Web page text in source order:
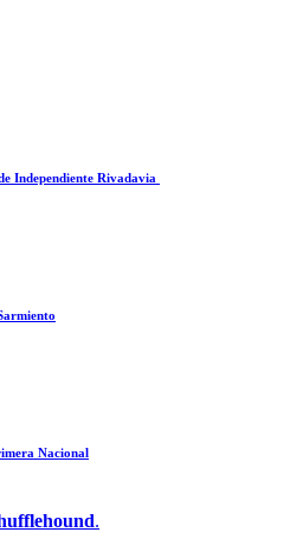
Independiente Rivadavia
Nacional
.